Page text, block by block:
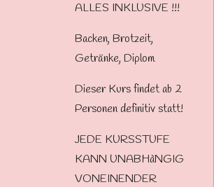
ALLES INKLUSIVE !!!
Backen, Brotzeit,
Getränke, Diplom
Dieser Kurs findet ab 2
Personen definitiv statt!
JEDE KURSSTUFE
KANN UNABHàNGIG
VONEINENDER